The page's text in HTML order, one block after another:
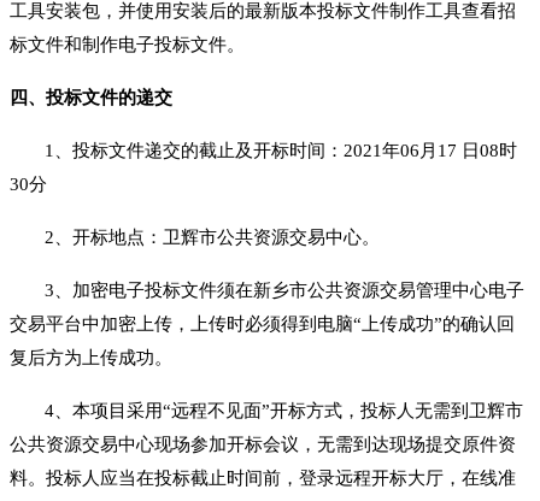
工具安装包，并使用安装后的最新版本投标文件制作工具查看招
标文件和制作电子投标文件。
四、投标文件的递交
1、投标文件递交的截止及开标时间：2021年06 月 17 日08时
30分
2、开标地点：卫辉市公共资源交易中心。
3、加密电子投标文件须在新乡市公共资源交易管理中心电子
交易平台中加密上传，上传时必须得到电脑“上传成功”的确认回
复后方为上传成功。
4、本项目采用“远程不见面”开标方式，投标人无需到卫辉市
公共资源交易中心现场参加开标会议，无需到达现场提交原件资
料。投标人应当在投标截止时间前，登录远程开标大厅，在线准